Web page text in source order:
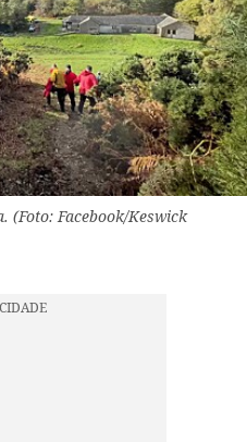
(Foto: Facebook/Keswick